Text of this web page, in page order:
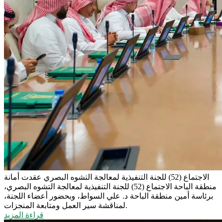
الاجتماع (52) للجنة التنفيذية لمعالجة التشوه البصري
عقدت أمانة
منطقة الباحة الاجتماع (52) للجنة التنفيذية لمعالجة التشوه البصري،
برئاسة أمين منطقة الباحة د. علي السواط، وبحضور أعضاء اللجنة،
لمناقشة سير العمل ومتابعة المنجزات.
قراءة المزيد